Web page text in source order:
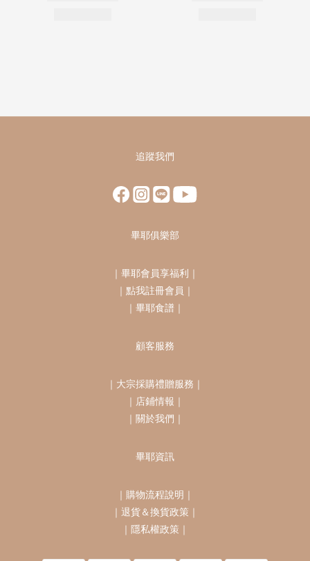
追蹤我們
畢耶俱樂部
｜ 畢耶會員享福利 ｜
｜ 點我註冊會員 ｜
｜ 畢耶食譜 ｜
顧客服務
｜ 大宗採購禮贈服務 ｜
｜ 店鋪情報 ｜
｜ 關於我們 ｜
畢耶資訊
｜ 購物流程說明 ｜
｜ 退貨＆換貨政策 ｜
｜ 隱私權政策 ｜